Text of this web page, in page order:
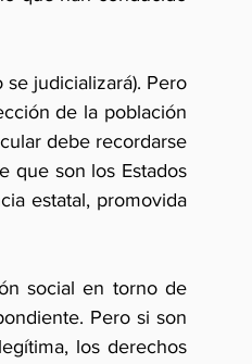
judicializará). Pero
de la población
debe recordarse
que son los Estados
estatal, promovida
social en torno de
Pero si son
los derechos